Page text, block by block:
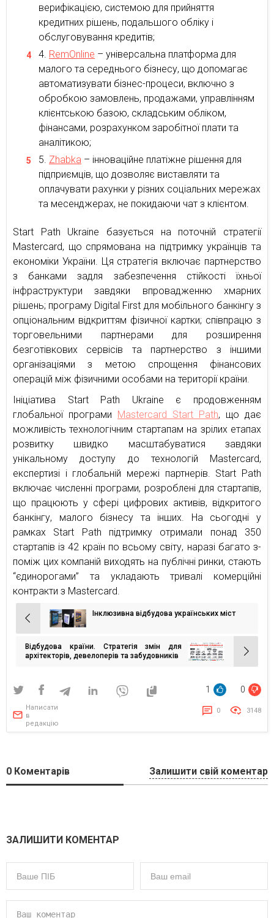
верифікацією, системою для прийняття
кредитних рішень, подальшого обліку і
обслуговування кредитів;
RemOnline – універсальна платформа для
малого та середнього бізнесу, що допомагає
автоматизувати бізнес-процеси, включно з
обробкою замовлень, продажами, управлінням
клієнтською базою, складським обліком,
фінансами, розрахунком заробітної плати та
аналітикою;
Zhabka – інноваційне платіжне рішення для
підприємців, що дозволяє виставляти та
оплачувати рахунки у різних соціальних мережах
та месенджерах, не покидаючи чат з клієнтом.
Start Path Ukraine базується на поточній стратегії
Mastercard, що спрямована на підтримку українців та
економіки України. Ця стратегія включає партнерство
з банками задля забезпечення стійкості їхньої
інфраструктури завдяки впровадженню хмарних
рішень; програму Digital First для мобільного банкінгу з
опціональним відкриттям фізичної картки; співпрацю з
торговельними партнерами для розширення
безготівкових сервісів та партнерство з іншими
організаціями з метою спрощення фінансових
операцій між фізичними особами на території країни.
Iніціатива Start Path Ukraine є продовженням
глобальної програми Mastercard Start Path, що дає
можливість технологічним стартапам на зрілих етапах
розвитку швидко масштабуватися завдяки
унікальному доступу до технологій Mastercard,
експертизі і глобальній мережі партнерів. Start Path
включає численні програми, розроблені для стартапів,
що працюють у сфері цифрових активів, відкритого
банкінгу, малого бізнесу та інших. На сьогодні у
рамках Start Path підтримку отримали понад 350
стартапів із 42 країн по всьому світу, наразі багато з-
поміж цих компаній виходять на публічні ринки, стають
“єдинорогами” та укладають тривалі комерційні
контракти з Mastercard.
Навігація
записів
Інклюзивна відбудова українських міст
Відбудова країни. Стратегія змін для
архітекторів, девелоперів та забудовників
1 0
Написати
в
редакцію
0 3148
0 Коментарів Залишити свій коментар
ЗАЛИШИТИ КОМЕНТАР